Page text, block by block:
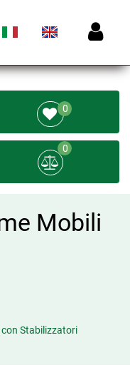
0
0
Mobili
Stabilizzatori